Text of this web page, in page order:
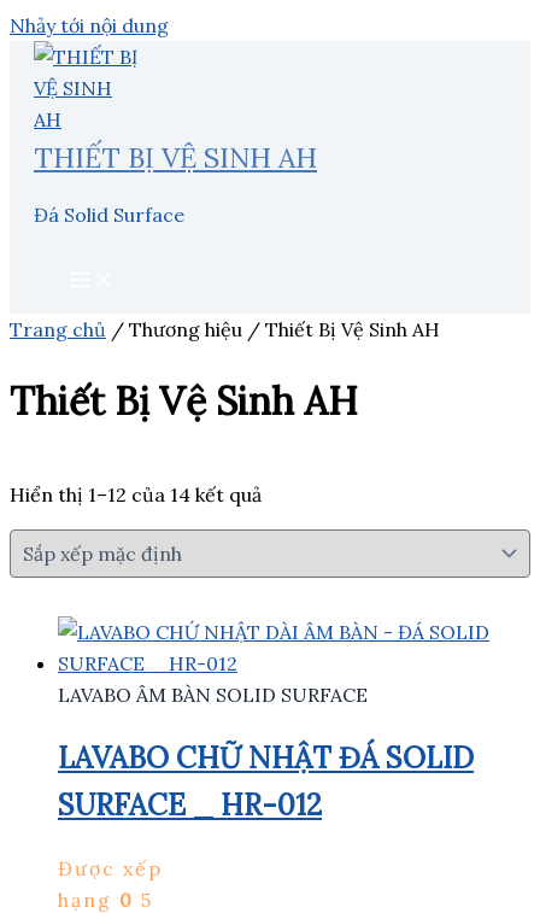
Nhảy tới nội dung
THIẾT BỊ VỆ SINH AH
Đá Solid Surface
Trang chủ / Thương hiệu / Thiết Bị Vệ Sinh AH
Thiết Bị Vệ Sinh AH
Hiển thị 1–12 của 14 kết quả
LAVABO ÂM BÀN SOLID SURFACE
LAVABO CHỮ NHẬT ĐÁ SOLID
SURFACE _ HR-012
Được xếp
hạng 0 5